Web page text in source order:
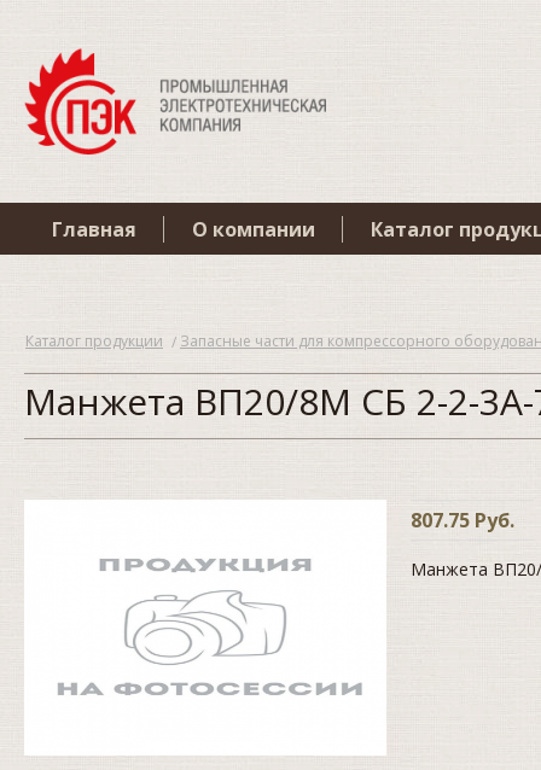
Главная О компании Каталог
Каталог продукции Запасные части для компрессорного
Манжета ВП20/8М СБ 2-2-
807.75 Руб.
Манжета